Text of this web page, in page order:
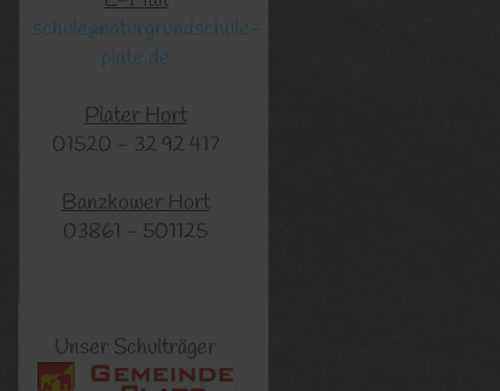
schule@naturgrundschule-
plate.de
Plater Hort
01520 - 32 92 417
Banzkower Hort
03861 - 501125
Unser Schulträger